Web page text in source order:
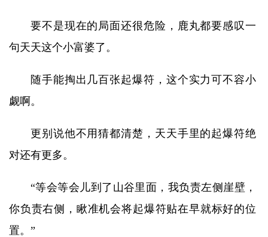
要不是现在的局面还很危险，鹿丸都要感叹一
句天天这个小富婆了。
随手能掏出几百张起爆符，这个实力可不容小
觑啊。
更别说他不用猜都清楚，天天手里的起爆符绝
对还有更多。
“等会等会儿到了山谷里面，我负责左侧崖壁，
你负责右侧，瞅准机会将起爆符贴在早就标好的位
置。”